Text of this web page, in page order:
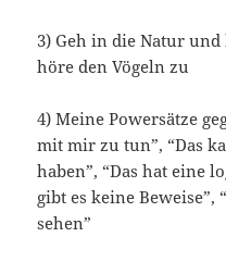
3) Geh in die Natur
höre den Vögeln zu
4) Meine Powersätze
mit mir zu tun”, “Das
haben”, “Das hat eine
gibt es keine Beweise”,
sehen”